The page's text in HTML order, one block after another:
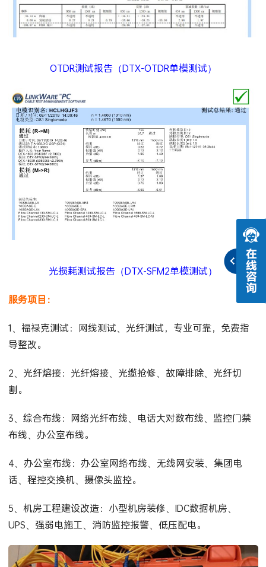
OTDR测试报告（DTX-OTDR单模测试）
光损耗测试报告（DTX-SFM2单模测试）
服务项目：
1、福禄克测试：网线测试、光纤测试，专业可靠，免费指
导整改。
2、光纤熔接：光纤熔接、光缆抢修、故障排除、光纤切
割。
3、综合布线：网络光纤布线、电话大对数布线、监控门禁
布线、办公室布线。
4、办公室布线：办公室网络布线、无线网安装、集团电
话、程控交换机、摄像头监控。
5、机房工程建设改造：小型机房装修、IDC数据机房、
UPS、强弱电施工、消防监控报警、低压配电。